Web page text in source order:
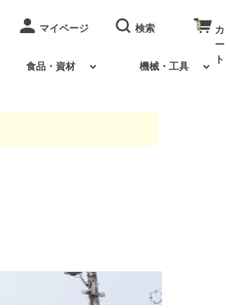
食品・資材 機械・工具
0